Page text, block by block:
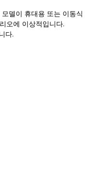
델이 휴대용 또는 이동식
오에 이상적입니다.
다.